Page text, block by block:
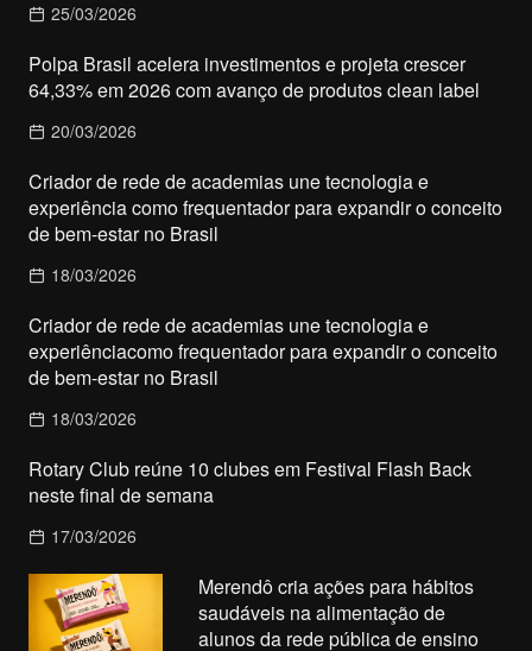
25/03/2026
Polpa Brasil acelera investimentos e projeta crescer
64,33% em 2026 com avanço de produtos clean label
20/03/2026
Criador de rede de academias une tecnologia e
experiência como frequentador para expandir o conceito
de bem-estar no Brasil
18/03/2026
Criador de rede de academias une tecnologia e
experiênciacomo frequentador para expandir o conceito
de bem-estar no Brasil
18/03/2026
Rotary Club reúne 10 clubes em Festival Flash Back
neste final de semana
17/03/2026
Merendô cria ações para hábitos
saudáveis na alimentação de
alunos da rede pública de ensino